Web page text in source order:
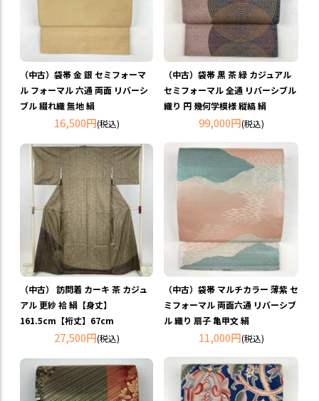
（中古）袋帯 金 銀 セミフォーマ
ル フォーマル 六通 両面 リバーシ
ブル 綴れ織 無地 絹
16,500円(税込)
（中古）袋帯 黒 茶 緑 カジュアル
セミフォーマル 全通 リバーシブル
織り 円 幾何学模様 縦縞 絹
99,000円(税込)
（中古） 訪問着 カーキ 茶 カジュ
アル 更紗 袷 絹【身丈】
161.5cm【裄丈】67cm
27,500円(税込)
（中古）袋帯 マルチカラー 薄紫 セ
ミフォーマル 両面六通 リバーシブ
ル 織り 扇子 亀甲文 絹
11,000円(税込)